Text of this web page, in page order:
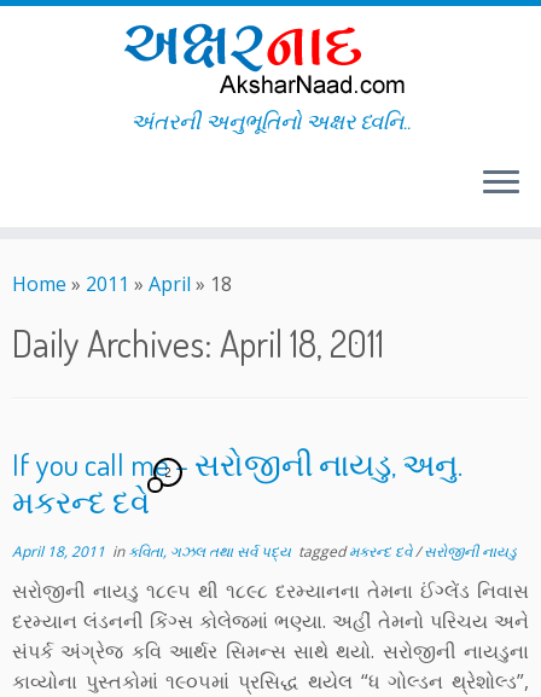
to
અંતરની અનુભૂતિનો અક્ષર ધ્વનિ..
Home » 2011 » April » 18
Daily Archives: April 18, 2011
If you call me – સરોજીની નાયડુ, અનુ.
મકરન્દ દવે
2
April 18, 2011 inકવિતા, ગઝલ તથા સર્વ પદ્ય taggedમકરન્દ દવે/સરોજીની નાયડુ
સરોજીની નાયડુ ૧૮૯૫ થી ૧૮૯૮ દરમ્યાનના તેમના ઈંગ્લેંડ નિવાસ
દરમ્યાન લંડનની કિંગ્સ કોલેજમાં ભણ્યા. અહીં તેમનો પરિચય અને
સંપર્ક અંગ્રેજ કવિ આર્થર સિમન્સ સાથે થયો. સરોજીની નાયડુના
કાવ્યોના પુસ્તકોમાં ૧૯૦૫માં પ્રસિદ્ધ થયેલ “ધ ગોલ્ડન થ્રેશોલ્ડ”,